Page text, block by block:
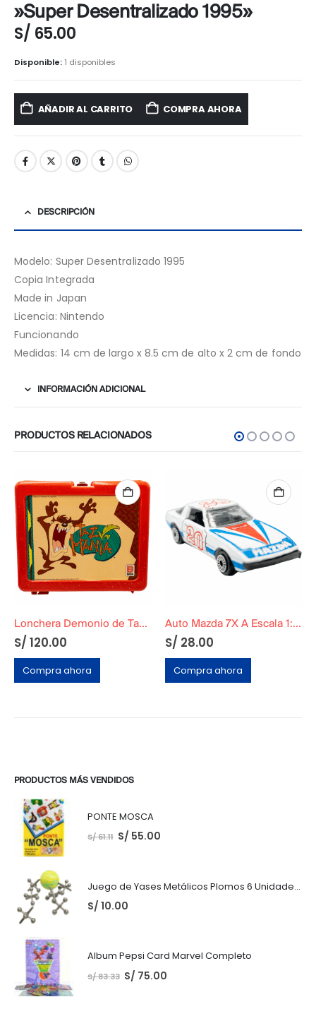
»Super Desentralizado 1995»
S/ 65.00
Disponible: 1 disponibles
AÑADIR AL CARRITO COMPRA AHORA
DESCRIPCIÓN
Modelo: Super Desentralizado 1995
Copia Integrada
Made in Japan
Licencia: Nintendo
Funcionando
Medidas: 14 cm de largo x 8.5 cm de alto x 2 cm de fondo
INFORMACIÓN ADICIONAL
PRODUCTOS RELACIONADOS
Lonchera Demonio de Tazmania Basa Original
S/ 120.00
Compra ahora
Auto Mazda 7X A Escala 1:56
S/ 28.00
Compra ahora
PRODUCTOS MÁS VENDIDOS
PONTE MOSCA
S/61.11 S/ 55.00
Juego de Yases Metálicos Plomos 6 Unidades + Pelota de Goma (En Bolsita Lista para Regalar)
S/ 10.00
Album Pepsi Card Marvel Completo
S/83.33 S/ 75.00